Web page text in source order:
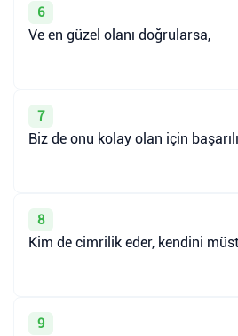
6
Ve en güzel olanı doğrularsa,
7
Biz de onu kolay olan için
8
Kim de cimrilik eder, kendini
9